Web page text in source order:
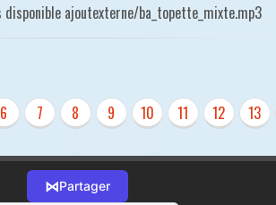
disponible ajoutexterne/ba_topette_mixte.mp3
6 7 8 9 10 11 12 13
⋈Partager